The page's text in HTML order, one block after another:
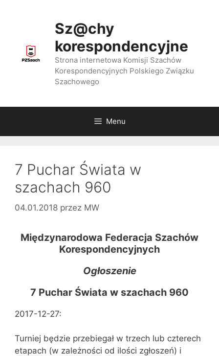
Sz@chy
korespondencyjne
Strona internetowa Komisji Szachów
Korespondencyjnych Polskiego Związku
Szachowego
Menu
7 Puchar Świata w
szachach 960
04.01.2018 przez MW
Międzynarodowa Federacja Szachów
Korespondencyjnych
Ogłoszenie
7 Puchar Świata w szachach 960
2017-12-27:
Turniej będzie przebiegał w trzech lub czterech
etapach (w zależności od ilości zgłoszeń) i